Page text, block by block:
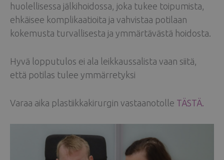
huolellisessa jälkihoidossa, joka tukee toipumista,
ehkäisee komplikaatioita ja vahvistaa potilaan
kokemusta turvallisesta ja ymmärtävästä hoidosta.
Hyvä lopputulos ei ala leikkaussalista vaan siitä,
että potilas tulee ymmärretyksi
Varaa aika plastiikkakirurgin vastaanotolle TÄSTÄ.